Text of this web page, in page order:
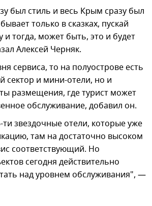
был стиль и весь Крым сразу был
только в сказках, пускай
и тогда, может быть, это и будет
Алексей Черняк.
сервиса, то на полуострове есть
сектор и мини-отели, но и
размещения, где турист может
обслуживание, добавил он.
ти звездочные отели, которые уже
там на достаточно высоком
соответствующий. Но
сегодня действительно
над уровнем обслуживания", —